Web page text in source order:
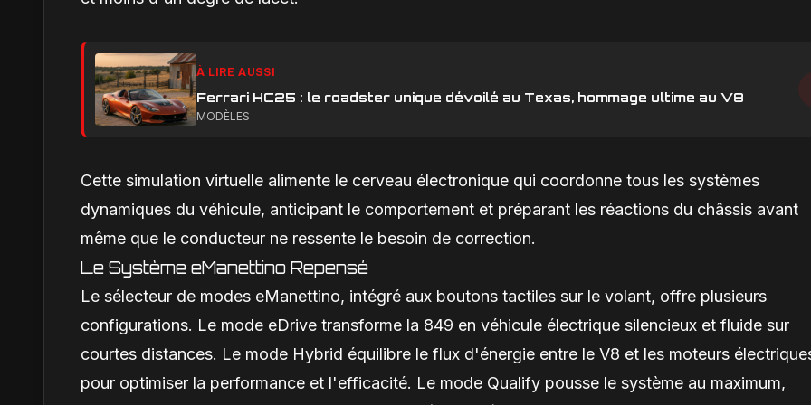
À LIRE AUSSI
Ferrari HC25 : le roadster unique dévoilé au Texas, hommage ultime au V8
MODÈLES
Cette simulation virtuelle alimente le cerveau électronique qui coordonne tous les systèmes
dynamiques du véhicule, anticipant le comportement et préparant les réactions du châssis avant
même que le conducteur ne ressente le besoin de correction.
Le Système eManettino Repensé
Le sélecteur de modes eManettino, intégré aux boutons tactiles sur le volant, offre plusieurs
configurations. Le mode eDrive transforme la 849 en véhicule électrique silencieux et fluide sur
courtes distances. Le mode Hybrid équilibre le flux d'énergie entre le V8 et les moteurs
pour optimiser la performance et l'efficacité. Le mode Qualify pousse le système au maximum,